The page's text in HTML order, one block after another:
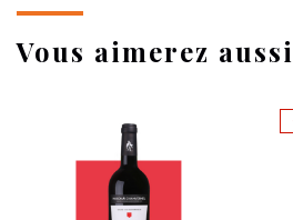
Vous aimerez aussi